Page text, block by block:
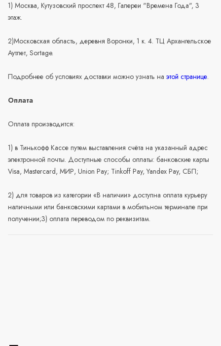
1) Москва, Кутузовский проспект 48, Галереи "Времена Года", 3
этаж.
2)Московская область, деревня Воронки, 1 к. 4. ТЦ Архангельское
Аутлет, Sortage.
Подробнее об условиях доставки можно узнать на этой странице.
Оплата
Оплата производится:
1) в Тинькофф Кассе путем выставления счёта на указанный адрес
электронной почты. Доступные способы оплаты: банковские карты
Visa, Mastercard, МИР, Union Pay; Tinkoff Pay, Yandex Pay, СБП;
2) для товаров из категории «В наличии» доступна оплата курьеру
наличными или банковскими картами в мобильном терминале при
получении;3) оплата переводом по реквизитам.